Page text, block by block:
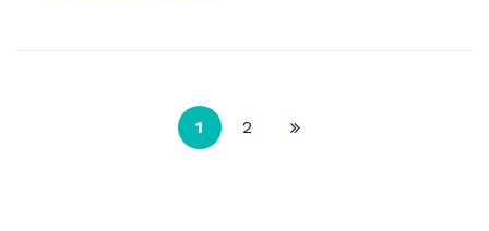
1 2
Page